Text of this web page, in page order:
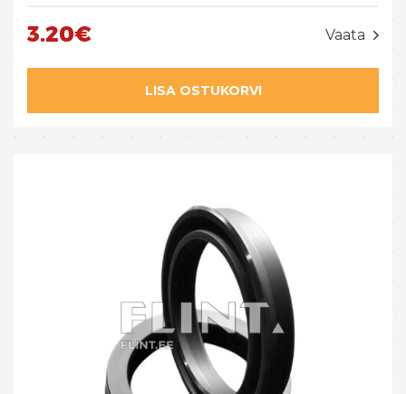
3.20€ Vaata
LISA OSTUKORVI